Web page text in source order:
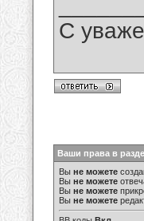
С
Ваши права в
Вы не можете
Вы не можете
Вы не можете
Вы не можете